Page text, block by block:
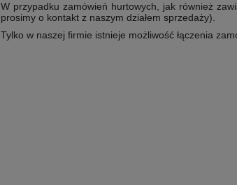
W przypadku zamówień hurtowych, jak również
prosimy o kontakt z naszym działem sprzedaży).
Tylko w naszej firmie istnieje możliwość łączenia